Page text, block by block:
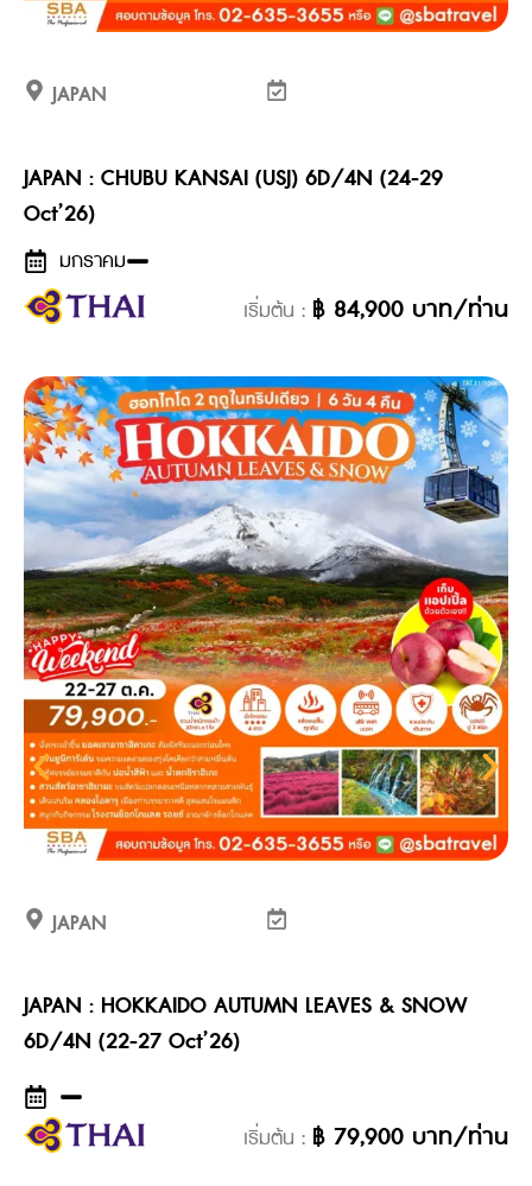
JAPAN
JAPAN : CHUBU KANSAI (USJ) 6D/4N (24-29
Oct’26)
มกราคม
เริ่มต้น : ฿84,900บาท/ท่าน
JAPAN
JAPAN : HOKKAIDO AUTUMN LEAVES & SNOW
6D/4N (22-27 Oct’26)
เริ่มต้น : ฿79,900บาท/ท่าน